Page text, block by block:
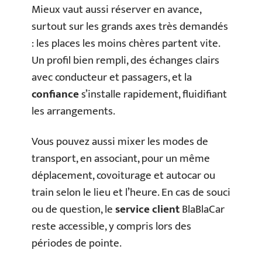
Mieux vaut aussi réserver en avance,
surtout sur les grands axes très demandés
: les places les moins chères partent vite.
Un profil bien rempli, des échanges clairs
avec conducteur et passagers, et la
confiances’installe rapidement, fluidifiant
les arrangements.
Vous pouvez aussi mixer les modes de
transport, en associant, pour un même
déplacement, covoiturage et autocar ou
train selon le lieu et l’heure. En cas de souci
ou de question, leservice clientBlaBlaCar
reste accessible, y compris lors des
périodes de pointe.